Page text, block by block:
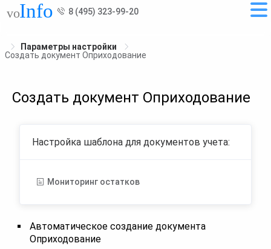
8 (495) 323-99-20
Параметры настройки
Создать документ Оприходование
Создать документ Оприходование
Настройка шаблона для документов учета:
Мониторинг остатков
Автоматическое создание документа
Оприходование